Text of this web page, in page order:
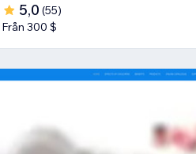
5,0 (55)
Från 300 $